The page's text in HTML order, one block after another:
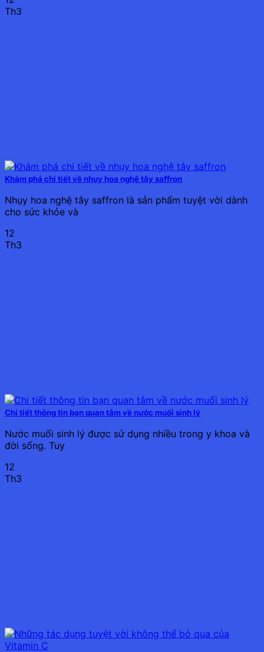
Th3
Khám phá chi tiết về nhụy hoa nghệ tây saffron
Nhụy hoa nghệ tây saffron là sản phẩm tuyệt vời dành
cho sức khỏe và
12
Th3
Chi tiết thông tin bạn quan tâm về nước muối sinh lý
Nước muối sinh lý được sử dụng nhiều trong y khoa và
đời sống. Tuy
12
Th3